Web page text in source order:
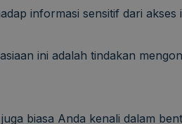
informasi sensitif dari akses
ini adalah tindakan
biasa Anda kenali dalam